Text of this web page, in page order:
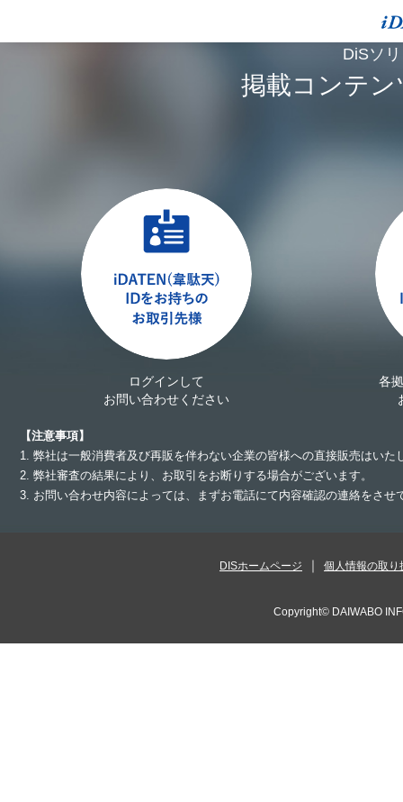
DiSソ
掲載コンテ
ログインして
お問い合わせください
各
【注意事項】
1. 弊社は一般消費者及び再販を伴わない企業の皆様への直接販売はいた
2. 弊社審査の結果により、お取引をお断りする場合がございます。
3. お問い合わせ内容によっては、まずお電話にて内容確認の連絡をさ
DISホームページ 個人情報の取り
Copyright© DAIWABO